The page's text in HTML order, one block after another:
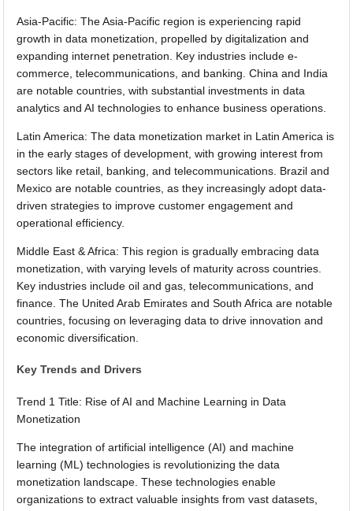
Asia-Pacific: The Asia-Pacific region is experiencing rapid
growth in data monetization, propelled by digitalization and
expanding internet penetration. Key industries include e-
commerce, telecommunications, and banking. China and India
are notable countries, with substantial investments in data
analytics and AI technologies to enhance business operations.
Latin America: The data monetization market in Latin America is
in the early stages of development, with growing interest from
sectors like retail, banking, and telecommunications. Brazil and
Mexico are notable countries, as they increasingly adopt data-
driven strategies to improve customer engagement and
operational efficiency.
Middle East & Africa: This region is gradually embracing data
monetization, with varying levels of maturity across countries.
Key industries include oil and gas, telecommunications, and
finance. The United Arab Emirates and South Africa are notable
countries, focusing on leveraging data to drive innovation and
economic diversification.
Key Trends and Drivers
Trend 1 Title: Rise of AI and Machine Learning in Data
Monetization
The integration of artificial intelligence (AI) and machine
learning (ML) technologies is revolutionizing the data
monetization landscape. These technologies enable
organizations to extract valuable insights from vast datasets,